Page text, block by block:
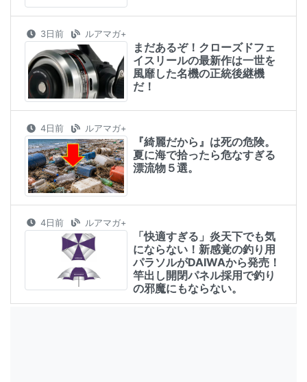
3日前 ルアマガ+
まだあるぞ！クローズドフェ
イスリールの最新作は一世を
風靡した名機の正統後継機
だ！
4日前 ルアマガ+
『綺麗だから』は死の危険。
夏に海で拾ったら危なすぎる
漂流物５選。
4日前 ルアマガ+
「快適すぎる」炎天下でも気
にならない！新感覚の釣り用
パラソルがDAIWAから発売！
竿出し開閉パネル採用で釣り
の邪魔にもならない。